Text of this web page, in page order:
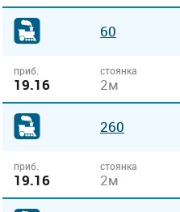
60
приб.
19.16
стоянка
2м
260
приб.
19.16
стоянка
2м